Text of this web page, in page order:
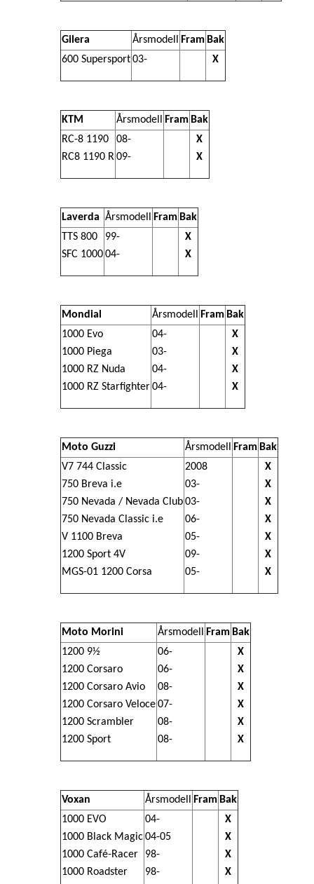
Gilera Årsmodell Fram Bak
600 Supersport03- X
KTM Årsmodell Fram Bak
RC-8 1190
RC8 1190 R
08-
09-
X
X
Laverda Årsmodell Fram Bak
TTS 800
SFC 1000
99-
04-
X
X
Mondial Årsmodell Fram Bak
1000 Evo
1000 Piega
1000 RZ Nuda
1000 RZ Starfighter
04-
03-
04-
04-
X
X
X
X
Moto Guzzi Årsmodell Fram Bak
V7 744 Classic
750 Breva i.e
750 Nevada / Nevada Club
750 Nevada Classic i.e
V 1100 Breva
1200 Sport 4V
MGS-01 1200 Corsa
2008
03-
03-
06-
05-
09-
05-
X
X
X
X
X
X
X
Moto Morini Årsmodell Fram Bak
1200 9½
1200 Corsaro
1200 Corsaro Avio
1200 Corsaro Veloce
1200 Scrambler
1200 Sport
06-
06-
08-
07-
08-
08-
X
X
X
X
X
X
Voxan Årsmodell Fram Bak
1000 EVO
1000 Black Magic
1000 Café-Racer
1000 Roadster
04-
04-05
98-
98-
X
X
X
X